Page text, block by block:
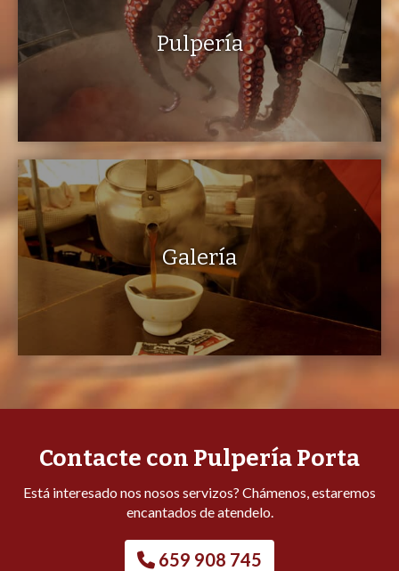
Pulpería
Galería
Contacte con Pulpería Porta
Está interesado nos nosos servizos? Chámenos, estaremos
encantados de atendelo.
659 908 745